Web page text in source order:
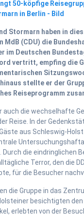
Stormarn haben in
MdB (CDU) die
im Deutschen
vertritt, empfing die
stellte er der
Reiseprogramm
auch die wechselhafte
Reise. In der
aus Schleswig-
die eindringlichen
Terror, den die
für die Besucher
die Gruppe in das
besichtigten
erlebten von der